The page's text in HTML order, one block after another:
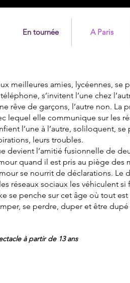
En tournée A Paris
meilleures amies, lycéennes, se
s’invitent l’une chez
rêve de garçons, l’autre non.
lequel elle communique sur les
l’une à l’autre, soliloquent,
leurs troubles.
devient l’amitié fusionnelle de
quand il est pris au piège des
se nourrit de déclarations. Le
réseaux sociaux les véhiculent
se penche sur cet âge où tout
se perdre, duper et être dupé
à partir de 13 ans